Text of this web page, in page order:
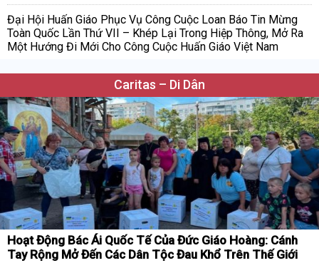
Đại Hội Huấn Giáo Phục Vụ Công Cuộc Loan Báo Tin Mừng
Toàn Quốc Lần Thứ VII – Khép Lại Trong Hiệp Thông, Mở Ra
Một Hướng Đi Mới Cho Công Cuộc Huấn Giáo Việt Nam
Caritas – Di Dân
Hoạt Động Bác Ái Quốc Tế Của Đức Giáo Hoàng: Cánh
Tay Rộng Mở Đến Các Dân Tộc Đau Khổ Trên Thế Giới